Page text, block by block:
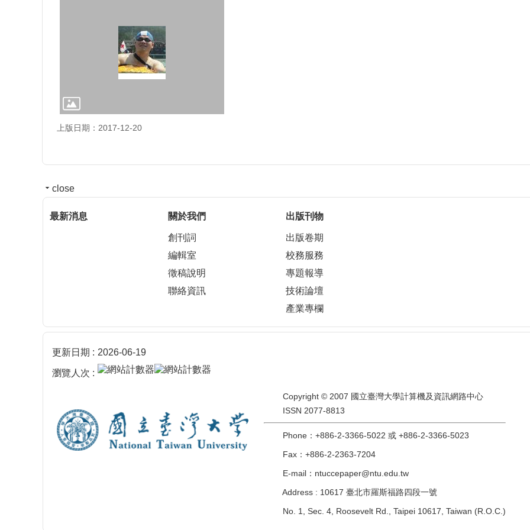
上版日期：2017-12-20
close
最新消息 關於我們
創刊詞
編輯室
徵稿說明
聯絡資訊
出版刊物
出版卷期
校務服務
專題報導
技術論壇
產業專欄
更新日期 2026-06-19
瀏覽人次
Copyright © 2007 國立臺灣大學計算機及資訊網路中心
ISSN 2077-8813
Phone：+886-2-3366-5022 或 +886-2-3366-5023
Fax：+886-2-2363-7204
E-mail：ntuccepaper@ntu.edu.tw
Address : 10617 臺北市羅斯福路四段一號
No. 1, Sec. 4, Roosevelt Rd., Taipei 10617, Taiwan (R.O.C.)